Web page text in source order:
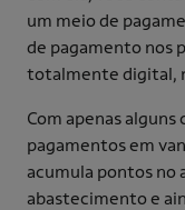
um meio de
de pagamento nos
totalmente digital,
Com apenas
pagamentos em
acumula pontos no
abastecimento e